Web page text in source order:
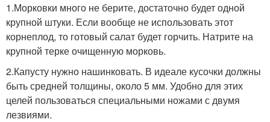
1.Морковки много не берите, достаточно будет одной
крупной штуки. Если вообще не использовать этот
корнеплод, то готовый салат будет горчить. Натрите на
крупной терке очищенную морковь.
2.Капусту нужно нашинковать. В идеале кусочки должны
быть средней толщины, около 5 мм. Удобно для этих
целей пользоваться специальными ножами с двумя
лезвиями.